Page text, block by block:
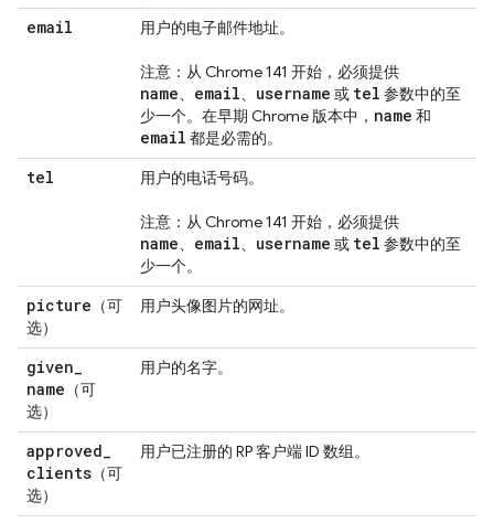
email 用户的电子邮件地址。
注意：从 Chrome 141 开始，必须提供
name、 email、 username 或 tel 参数中的至
少一个。在早期 Chrome 版本中， name 和
email 都是必需的。
tel 用户的电话号码。
注意：从 Chrome 141 开始，必须提供
name、 email、 username 或 tel 参数中的至
少一个。
picture （可
选）
用户头像图片的网址。
given_
name （可
选）
用户的名字。
approved_
clients （可
选）
用户已注册的 RP 客户端 ID 数组。